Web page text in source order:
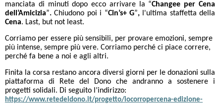
manciata di minuti dopo ecco arrivare la “Changee per Cena
dell’Amicizia”.Chiudono poi i “Cin’s+ G”,l'ultima staffetta della
Cena. Last, but not least.
Corriamo per essere più sensibili, per provare emozioni, sempre
più intense, sempre più vere. Corriamo perché ci piace correre,
perché fa bene a noi e agli altri.
Finita la corsa restano ancora diversi giorni per le donazioni sulla
piattaforma di Rete del Dono che andranno a sostenere i
progetti solidali. Di seguito l’indirizzo:
https://www.retedeldono.it/progetto/iocorropercena-edizione-